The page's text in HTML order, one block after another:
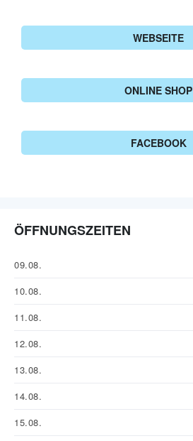
WEBSEITE
ONLINE SHOP
FACEBOOK
ÖFFNUNGSZEITEN
09.08.
10.08.
11.08.
12.08.
13.08.
14.08.
15.08.